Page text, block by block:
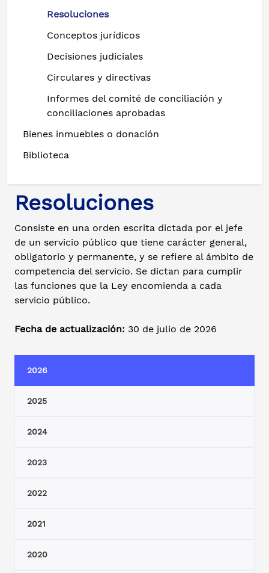
Resoluciones
Conceptos jurídicos
Decisiones judiciales
Circulares y directivas
Informes del comité de conciliación y
conciliaciones aprobadas
Bienes inmuebles o donación
Biblioteca
Resoluciones
Consiste en una orden escrita dictada por el jefe
de un servicio público que tiene carácter general,
obligatorio y permanente, y se refiere al ámbito de
competencia del servicio. Se dictan para cumplir
las funciones que la Ley encomienda a cada
servicio público.
Fecha de actualización: 30 de julio de 2026
2026
2025
2024
2023
2022
2021
2020